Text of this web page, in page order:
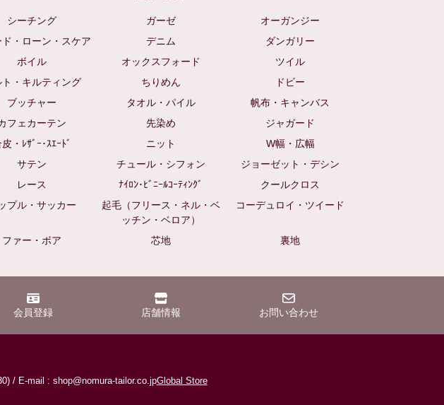
シーチング ガーゼ
オーガンジー
ド・ローン・スケア
デニム
ダンガリー
ボイル
オックスフォード
ツイル
ト・キルティング
ちりめん
ドビー
ブッチャー
タオル・パイル
帆布・キャンバス
フェカーテン
先染め
ジャガード
・ﾚｻﾞｰ･ｽｴｰﾄﾞ
ニット
W幅・広幅
サテン
チュール・シフォン
ジョーゼット・デシン
レース
ﾅｲﾛﾝ･ﾋﾞﾆｰﾙｺｰﾃｨﾝｸﾞ
クールクロス
プル・サッカー
起毛（フリース・ネル・ベ
ッチン・ベロア）
コーデュロイ・ツイード
ファー・ボア 芯地 裏地
会員登録 店舗情報 お問い合わせ
/E-mail : shop@nomura-tailor.co.jpGlobal Store